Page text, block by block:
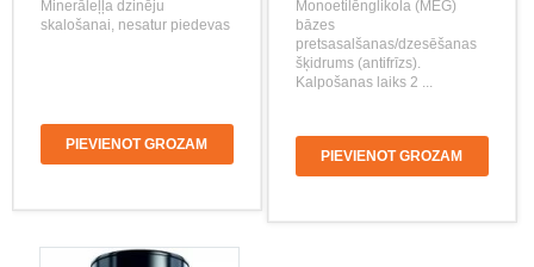
Minerāleļļa dzinēju
skalošanai, nesatur piedevas
PIEVIENOT GROZAM
Monoetilēnglikola (MEG)
bāzes
pretsasalšanas/dzesēšanas
šķidrums (antifrīzs).
Kalpošanas laiks 2 ...
PIEVIENOT GROZAM